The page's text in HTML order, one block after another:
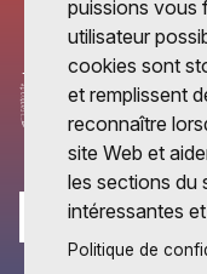
puissions vous
utilisateur
cookies sont
et remplissent
reconnaître
site Web et
les sections du
intéressantes
Politique de